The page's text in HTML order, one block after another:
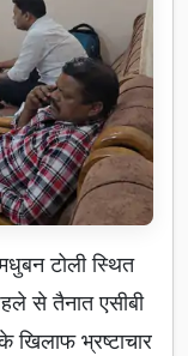
टोली स्थित
से तैनात एसीबी
खिलाफ भ्रष्टाचार